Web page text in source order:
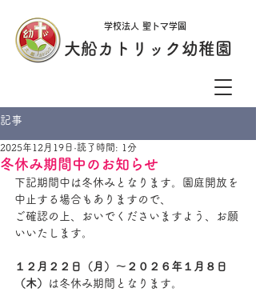
学校法人 聖トマ学園
大船カトリック幼稚園
記事
冬休み期間中のお知らせ
2025年12月19日 読了時間: 1分
下記期間中は冬休みとなります。園庭開放を
中止する場合もありますので、
ご確認の上、おいでくださいますよう、お願
いいたします。
１２月２２日（月）～２０２６年１月８日
（木）
は冬休み期間となります。